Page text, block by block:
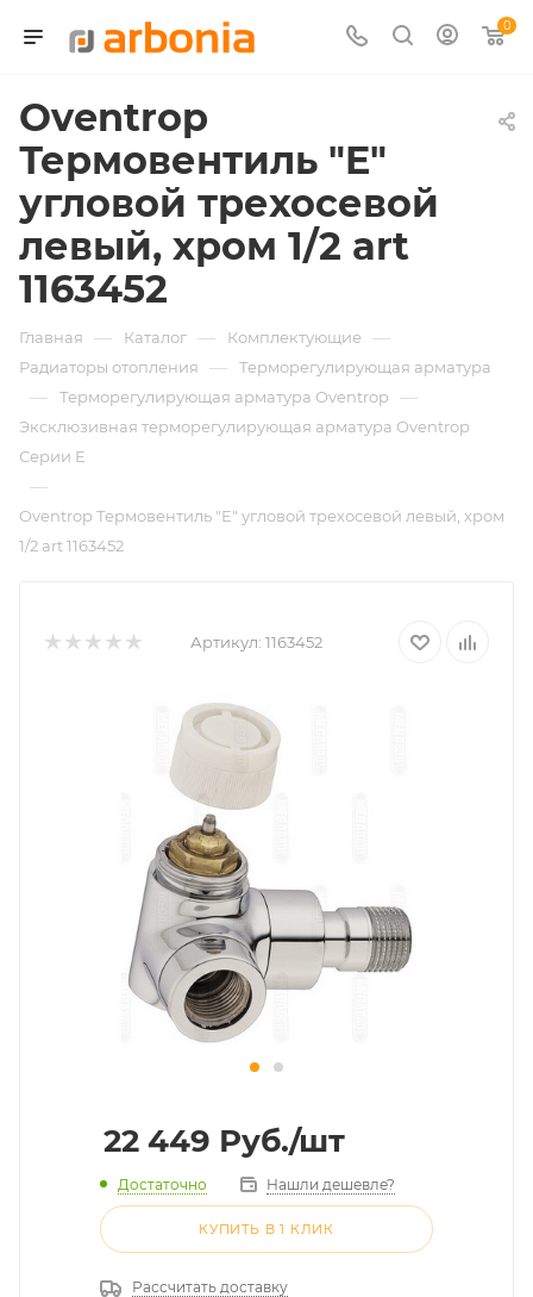
0
Oventrop
Термовентиль "E"
угловой трехосевой
левый, хром 1/2 art
1163452
Главная — Каталог — Комплектующие —
Радиаторы отопления — Терморегулирующая арматура
— Терморегулирующая арматура Oventrop —
Эксклюзивная терморегулирующая арматура Oventrop
Серии E
—
Oventrop Термовентиль "E" угловой трехосевой левый, хром
1/2 art 1163452
Артикул: 1163452
22 449 Руб./шт
Достаточно Нашли дешевле?
КУПИТЬ В 1 КЛИК
Рассчитать доставку